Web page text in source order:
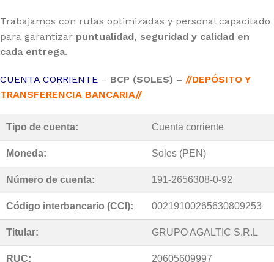
Trabajamos con rutas optimizadas y personal capacitado
para garantizar puntualidad, seguridad y calidad en
cada entrega.
CUENTA CORRIENTE – BCP (SOLES) – //DEPÓSITO Y
TRANSFERENCIA BANCARIA//
Tipo de cuenta: Cuenta corriente
Moneda: Soles (PEN)
Número de cuenta: 191-2656308-0-92
Código interbancario (CCI): 00219100265630809253
Titular: GRUPO AGALTIC S.R.L
RUC: 20605609997